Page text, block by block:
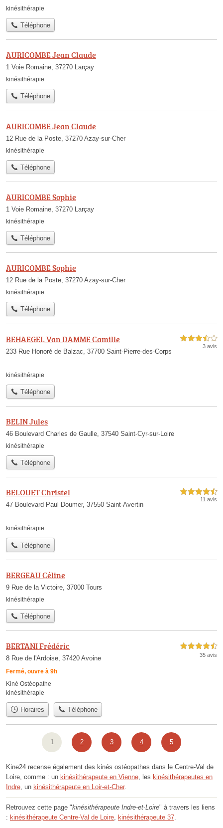
kinésithérapie
Téléphone
AURICOMBE Jean Claude
1 Voie Romaine, 37270 Larçay
kinésithérapie
Téléphone
AURICOMBE Jean Claude
12 Rue de la Poste, 37270 Azay-sur-Cher
kinésithérapie
Téléphone
AURICOMBE Sophie
1 Voie Romaine, 37270 Larçay
kinésithérapie
Téléphone
AURICOMBE Sophie
12 Rue de la Poste, 37270 Azay-sur-Cher
kinésithérapie
Téléphone
BEHAEGEL Van DAMME Camille
233 Rue Honoré de Balzac, 37700 Saint-Pierre-des-Corps
3,5 étoiles sur 5
3 avis
kinésithérapie
Téléphone
BELIN Jules
46 Boulevard Charles de Gaulle, 37540 Saint-Cyr-sur-Loire
kinésithérapie
Téléphone
BELOUET Christel
47 Boulevard Paul Doumer, 37550 Saint-Avertin
4,5 étoiles sur 5
11 avis
kinésithérapie
Téléphone
BERGEAU Céline
9 Rue de la Victoire, 37000 Tours
kinésithérapie
Téléphone
BERTANI Frédéric
8 Rue de l'Ardoise, 37420 Avoine
Fermé, ouvre à 9h
4,5 étoiles sur 5
35 avis
Kiné Ostéopathe
kinésithérapie
Horaires Téléphone
1 2 3 4 5
Kine24 recense également des kinés ostéopathes dans le Centre-Val de
Loire, comme : un kinésithérapeute en Vienne , les kinésithérapeutes en
Indre , un kinésithérapeute en Loir-et-Cher.
Retrouvez cette page "kinésithérapeute Indre-et-Loire" à travers les liens
: kinésithérapeute Centre-Val de Loire kinésithérapeute 37